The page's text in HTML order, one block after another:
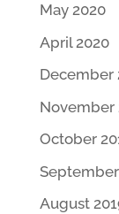
May 2020
April 2020
December
November
October
August